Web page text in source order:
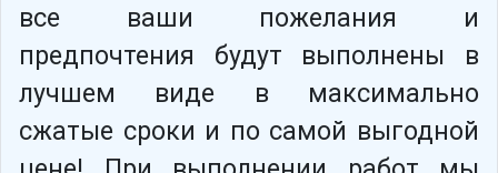
все ваши пожелания и
предпочтения будут выполнены в
лучшем виде в максимально
сжатые сроки и по самой выгодной